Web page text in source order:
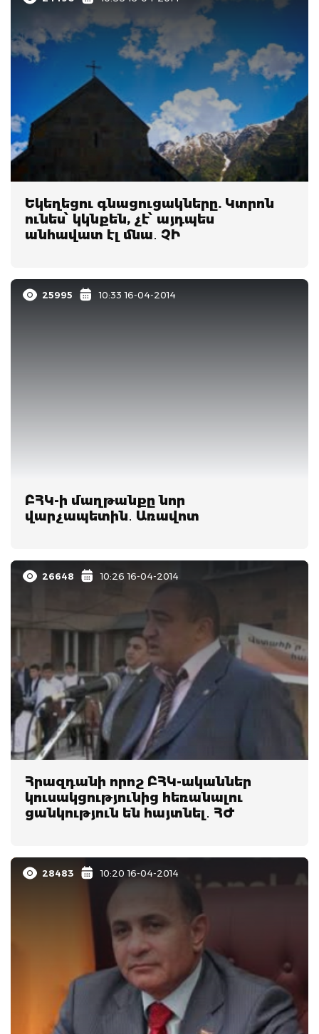
Եկեղեցու գնացուցակները. Կտրոն
ունես՝ կկնքեն, չէ՝ այդպես
անհավատ էլ մնա․ ՉԻ
25995 10:33 16-04-2014
ԲՀԿ-ի մաղթանքը նոր
վարչապետին․ Առավոտ
26648 10:26 16-04-2014
Հրազդանի որոշ ԲՀԿ-ականներ
կուսակցությունից հեռանալու
ցանկություն են հայտնել․ ՀԺ
28483 10:20 16-04-2014